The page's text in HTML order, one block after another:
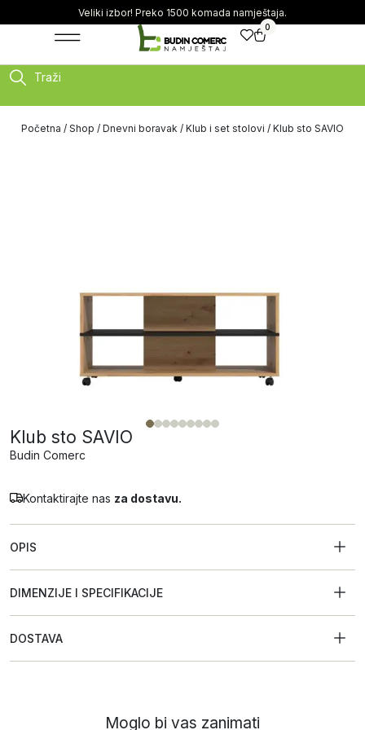
Veliki izbor! Preko 1500 komada namještaja.
0
Traži
Početna / Shop / Dnevni boravak / Klub i set stolovi / Klub sto SAVIO
Klub sto SAVIO
Budin Comerc
Kontaktirajte nas za dostavu.
OPIS
DIMENZIJE I SPECIFIKACIJE
DOSTAVA
Moglo bi vas zanimati